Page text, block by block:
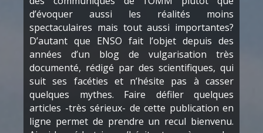
d’évoquer aussi les réalités moins
spectaculaires mais tout aussi importantes?
D’autant que ENSO fait l’objet depuis des
années d’un blog de vulgarisation très
documenté, rédigé par des scientifiques, qui
suit ses facéties et n’hésite pas à casser
quelques mythes. Faire défiler quelques
articles -très sérieux- de cette publication en
ligne permet de prendre un recul bienvenu.